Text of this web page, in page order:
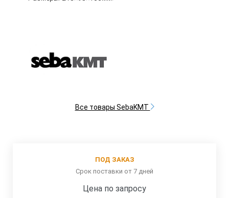
Все товары SebaKMT
ПОД ЗАКАЗ
Срок поставки от 7 дней
Цена по запросу